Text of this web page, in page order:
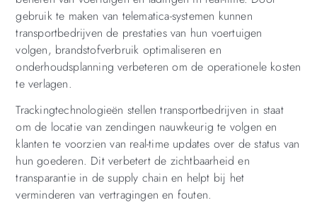
gebruik te maken van telematica-systemen kunnen
transportbedrijven de prestaties van hun voertuigen
volgen, brandstofverbruik optimaliseren en
onderhoudsplanning verbeteren om de operationele kosten
te verlagen.
Trackingtechnologieën stellen transportbedrijven in staat
om de locatie van zendingen nauwkeurig te volgen en
klanten te voorzien van real-time updates over de status van
hun goederen. Dit verbetert de zichtbaarheid en
transparantie in de supply chain en helpt bij het
verminderen van vertragingen en fouten.